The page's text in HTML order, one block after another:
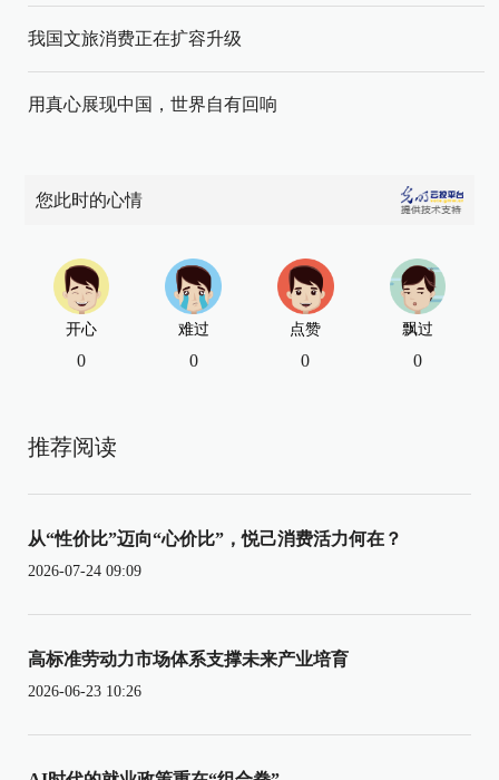
我国文旅消费正在扩容升级
用真心展现中国，世界自有回响
您此时的心情
开心
0
难过
0
点赞
0
飘过
0
推荐阅读
从“性价比”迈向“心价比”，悦己消费活力何在？
2026-07-24 09:09
高标准劳动力市场体系支撑未来产业培育
2026-06-23 10:26